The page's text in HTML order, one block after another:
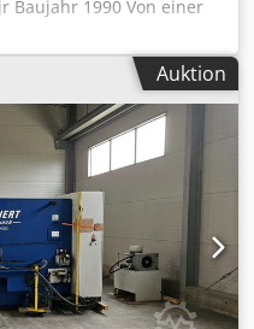
Baujahr 1990 Von einer
dass die Maschine im
Zustand ist. Aus
unter Strom oder die
Darüber hinaus
Fotos von
weiterer Bilder ist
Auktion